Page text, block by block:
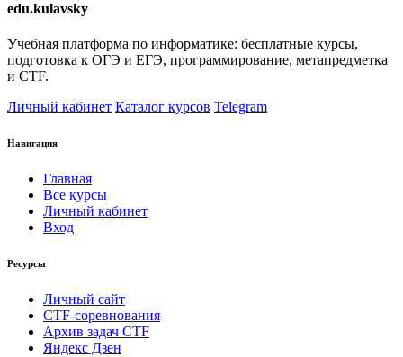
edu.kulavsky
Учебная платформа по информатике: бесплатные курсы,
подготовка к ОГЭ и ЕГЭ, программирование, метапредметка
и CTF.
Личный кабинет Каталог курсов Telegram
Навигация
Главная
Все курсы
Личный кабинет
Вход
Ресурсы
Личный сайт
CTF-соревнования
Архив задач CTF
Яндекс Дзен